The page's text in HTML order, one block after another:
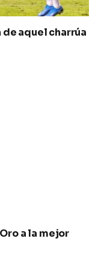
de aquel charrúa
a la mejor